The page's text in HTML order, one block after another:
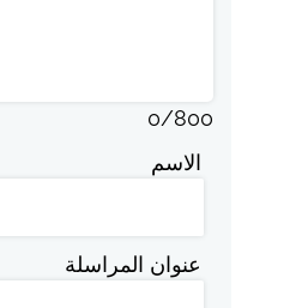
0/800
الاسم
عنوان المراسلة